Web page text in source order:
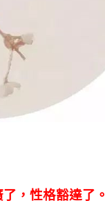
，性格豁達了。